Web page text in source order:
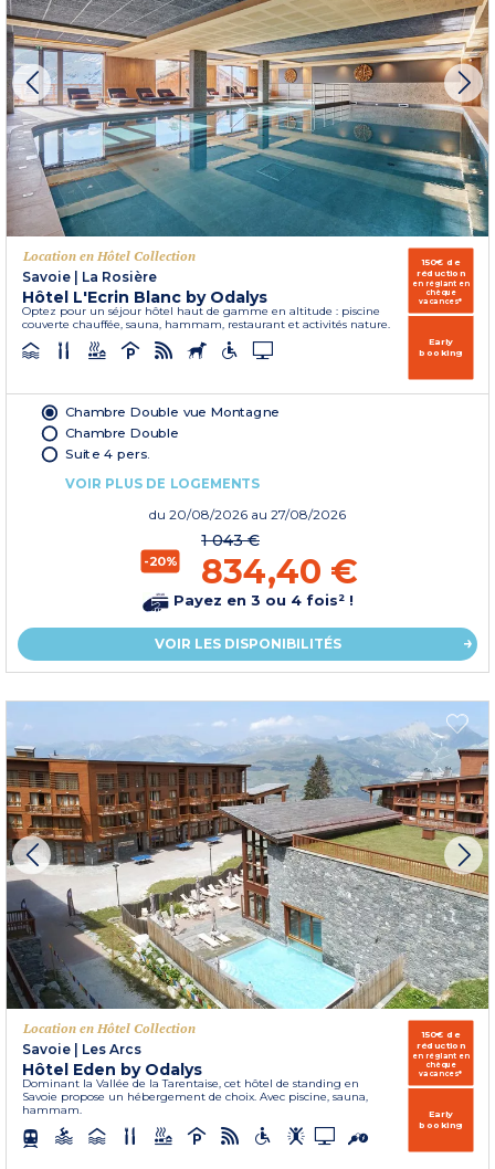
Location en Hôtel Collection
Savoie | La Rosière
Hôtel L'Ecrin Blanc by Odalys
Optez pour un séjour hôtel haut de gamme en altitude : piscine
couverte chauffée, sauna, hammam, restaurant et activités nature.
150€ de
réduction
en réglant en
chèque
vacances*
Early
booking
Chambre Double vue Montagne
Chambre Double
Suite 4 pers.
VOIR PLUS DE LOGEMENTS
du 20/08/2026 au 27/08/2026
-20%
1 043 €
834,40 €
Payez en 3 ou 4 fois² !
VOIR LES DISPONIBILITÉS
Location en Hôtel Collection
Savoie
Les Arcs
Hôtel Eden by Odalys
Dominant la Vallée de la Tarentaise, cet hôtel de standing en
Savoie propose un hébergement de choix. Avec piscine, sauna,
hammam.
150€ de
réduction
en réglant en
chèque
vacances*
Early
booking